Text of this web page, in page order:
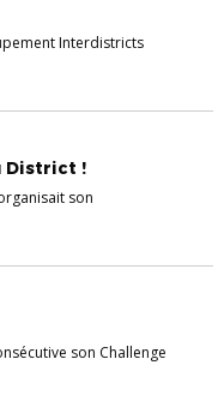
Interdistricts
District !
son
son Challenge